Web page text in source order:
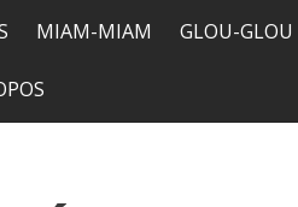
MIAM-MIAM GLOU-GLOU